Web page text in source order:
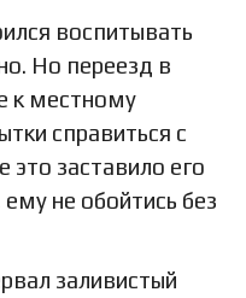
воспитывать
Но переезд в
к местному
справиться с
это заставило его
не обойтись без
заливистый